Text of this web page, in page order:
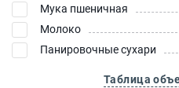
Мука пшеничная
Молоко
Панировочные сухари
Таблица